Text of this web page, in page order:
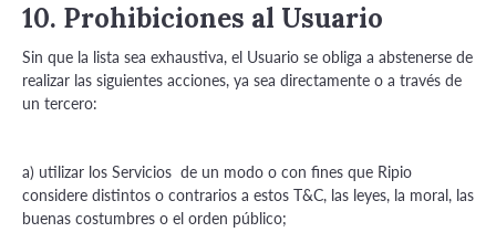
10. Prohibiciones al Usuario
Sin que la lista sea exhaustiva, el Usuario se obliga a abstenerse de
realizar las siguientes acciones, ya sea directamente o a través de
un tercero:
a) utilizar los Servicios de un modo o con fines que Ripio
considere distintos o contrarios a estos T&C, las leyes, la moral, las
buenas costumbres o el orden público;